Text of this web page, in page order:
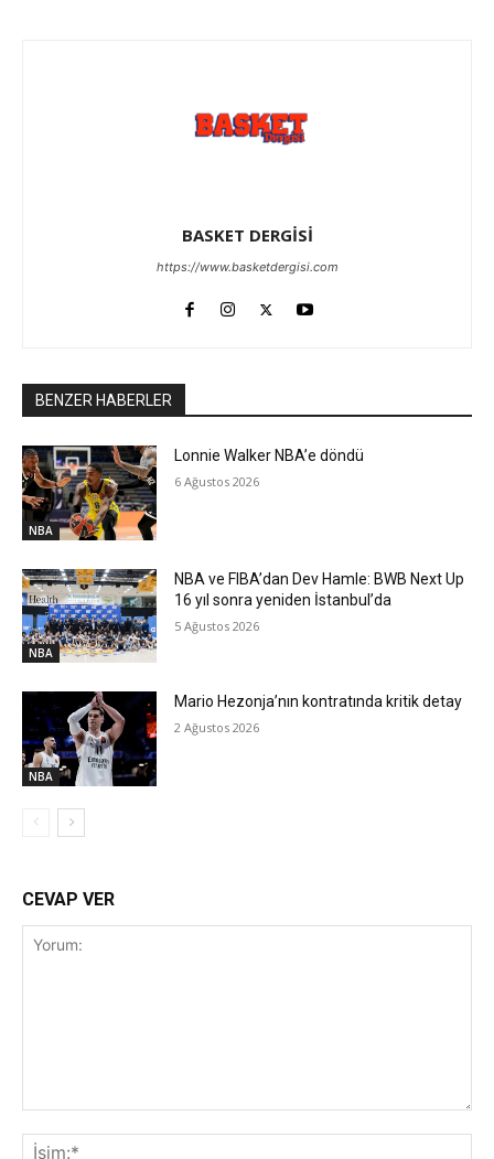
BASKET DERGİSİ
https://www.basketdergisi.com
BENZER HABERLER
NBA
Lonnie Walker NBA’e döndü
6 Ağustos 2026
NBA
NBA ve FIBA’dan Dev Hamle: BWB Next Up
16 yıl sonra yeniden İstanbul’da
5 Ağustos 2026
NBA
Mario Hezonja’nın kontratında kritik detay
2 Ağustos 2026
CEVAP VER